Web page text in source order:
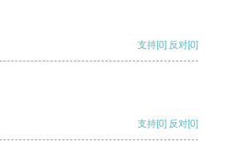
支持[0] 反对[0]
支持[0] 反对[0]